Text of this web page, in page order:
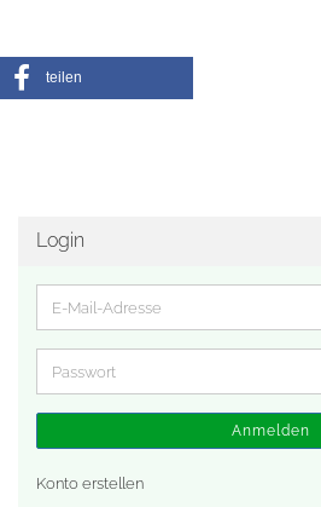
teilen
Login
E-
Mail-
Adresse
Passwort
Anmelden
Konto erstellen